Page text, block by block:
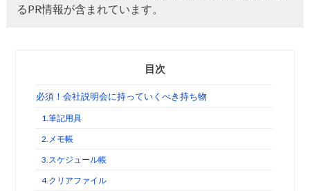
るPR情報が含まれています。
目次
必須！会社説明会に持っていくべき持ち物
1.筆記用具
2.メモ帳
3.スケジュール帳
4.クリアファイル